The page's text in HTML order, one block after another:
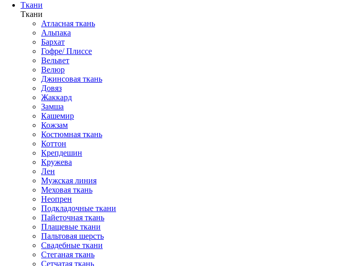
Ткани
Ткани
Атласная ткань
Альпака
Бархат
Гофре/ Плиссе
Вельвет
Велюр
Джинсовая ткань
Довяз
Жаккард
Замша
Кашемир
Кожзам
Костюмная ткань
Коттон
Крепдешин
Кружева
Лен
Мужская линия
Меховая ткань
Неопрен
Подкладочные ткани
Пайеточная ткань
Плащевые ткани
Пальтовая шерсть
Свадебные ткани
Стеганая ткань
Сетчатая ткань